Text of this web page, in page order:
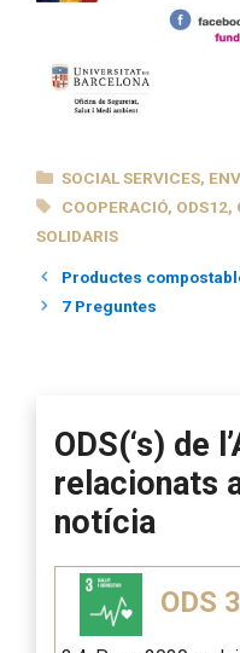
CATEGORIES
SOCIAL SERVICES,
TAGS
COOPERACIÓ, ODS12,
SOLIDARIS
Productes
7 Preguntes
ODS(‘s) de
relacionats
notícia
ODS